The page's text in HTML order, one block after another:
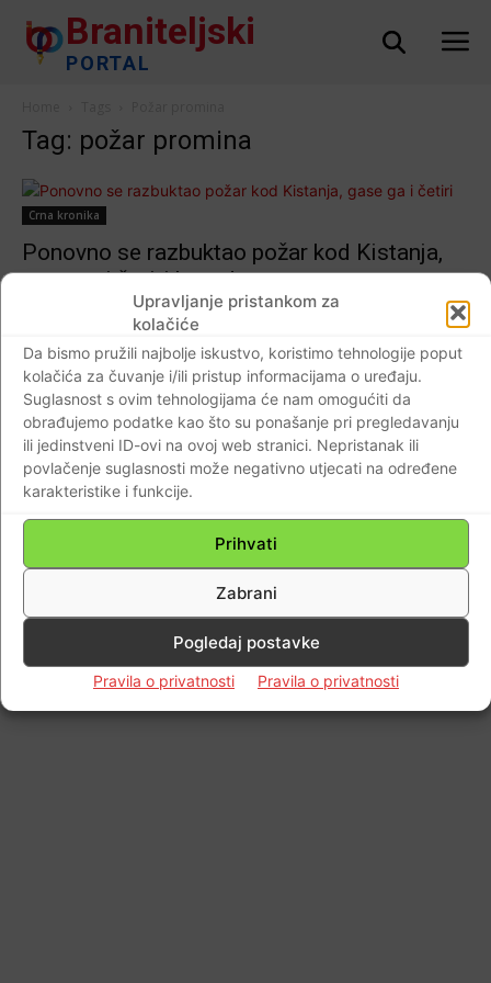
Upravljanje pristankom za
kolačiće
Da bismo pružili najbolje iskustvo, koristimo tehnologije poput
kolačića za čuvanje i/ili pristup informacijama o uređaju.
Suglasnost s ovim tehnologijama će nam omogućiti da
obrađujemo podatke kao što su ponašanje pri pregledavanju
ili jedinstveni ID-ovi na ovoj web stranici. Nepristanak ili
povlačenje suglasnosti može negativno utjecati na određene
karakteristike i funkcije.
Prihvati
Zabrani
Pogledaj postavke
Pravila o privatnosti Pravila o privatnosti
Braniteljski
PORTAL
Tag: požar promina
Crna kronika
Ponovno se razbuktao požar kod Kistanja,
gase ga i četiri kanadera…
Braniteljski portal - 24.08.2017 0
Impressum Kontaktirajte nas Pravila o privatnosti
© Newspaper WordPress Theme by TagDiv